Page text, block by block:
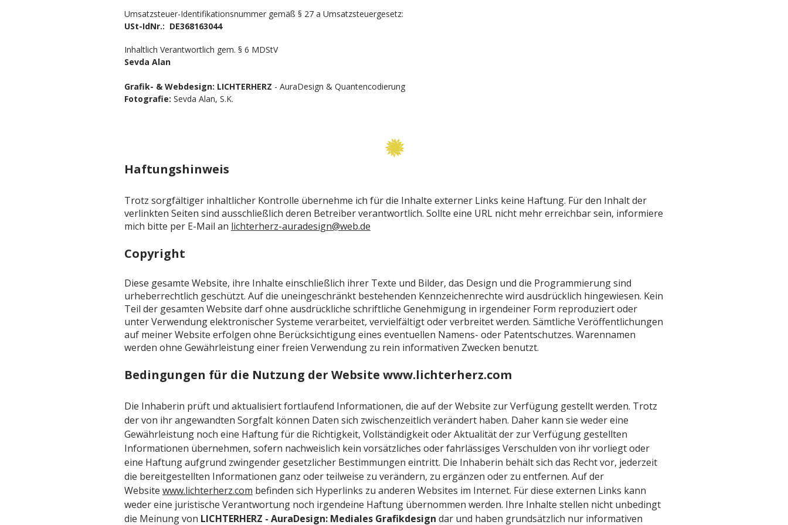
Umsatzsteuer-Identifikationsnummer gemäß § 27 a Umsatzsteuergesetz:
USt-IdNr.: DE368163044
Inhaltlich Verantwortlich gem. § 6 MDStV
Sevda Alan
Grafik- & Webdesign: LICHTERHERZ - AuraDesign & Quantencodierung
Fotografie: Sevda Alan, S.K.
Haftungshinweis
Trotz sorgfältiger inhaltlicher Kontrolle übernehme ich für die Inhalte externer Links keine Haftung. Für den Inhalt der
verlinkten Seiten sind ausschließlich deren Betreiber verantwortlich. Sollte eine URL nicht mehr erreichbar sein, informiere
mich bitte per E-Mail an lichterherz-auradesign@web.de
Copyright
Diese gesamte Website, ihre Inhalte einschließlich ihrer Texte und Bilder, das Design und die Programmierung sind
urheberrechtlich geschützt. Auf die uneingeschränkt bestehenden Kennzeichenrechte wird ausdrücklich hingewiesen. Kein
Teil der gesamten Website darf ohne ausdrückliche schriftliche Genehmigung in irgendeiner Form reproduziert oder
unter Verwendung elektronischer Systeme verarbeitet, vervielfältigt oder verbreitet werden. Sämtliche Veröffentlichungen
auf meiner Website erfolgen ohne Berücksichtigung eines eventuellen Namens- oder Patentschutzes. Warennamen
werden ohne Gewährleistung einer freien Verwendung zu rein informativen Zwecken benutzt.
Bedingungen für die Nutzung der Website www.lichterherz.com
Die Inhaberin prüft und aktualisiert fortlaufend Informationen, die auf der Website zur Verfügung gestellt werden. Trotz
der von ihr angewandten Sorgfalt können Daten sich zwischenzeitlich verändert haben. Daher kann sie weder eine
Gewährleistung noch eine Haftung für die Richtigkeit, Vollständigkeit oder Aktualität der zur Verfügung gestellten
Informationen übernehmen, sofern nachweislich kein vorsätzliches oder fahrlässiges Verschulden von ihr vorliegt oder
eine Haftung aufgrund zwingender gesetzlicher Bestimmungen eintritt. Die Inhaberin behält sich das Recht vor, jederzeit
die bereitgestellten Informationen ganz oder teilweise zu verändern, zu ergänzen oder zu entfernen. Auf der
Website www.lichterherz.com befinden sich Hyperlinks zu anderen Websites im Internet. Für diese externen Links kann
weder eine juristische Verantwortung noch irgendeine Haftung übernommen werden. Ihre Inhalte stellen nicht unbedingt
die Meinung von LICHTERHERZ - AuraDesign: Mediales Grafikdesign dar und haben grundsätzlich nur informativen